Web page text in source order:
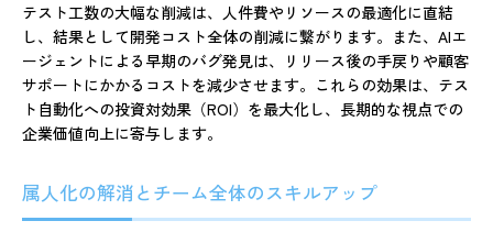
テスト工数の大幅な削減は、人件費やリソースの最適化に直結
し、結果として開発コスト全体の削減に繋がります。また、AIエ
ージェントによる早期のバグ発見は、リリース後の手戻りや顧客
サポートにかかるコストを減少させます。これらの効果は、テス
ト自動化への投資対効果（ROI）を最大化し、長期的な視点での
企業価値向上に寄与します。
属人化の解消とチーム全体のスキルアップ